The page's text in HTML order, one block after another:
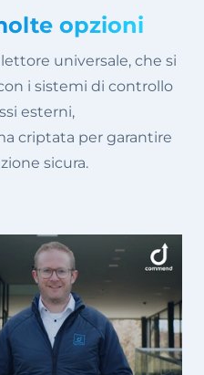
opzioni
universale, che si
i sistemi di controllo
esterni,
criptata per garantire
sicura.